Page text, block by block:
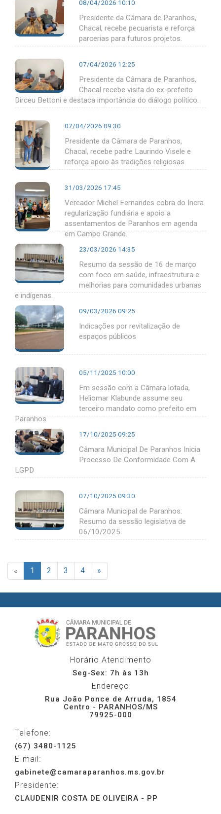
08/04/2026 10:10
Presidente da Câmara de Paranhos,
Chacal, recebe pecuarista e reforça
parcerias para futuros projetos.
07/04/2026 12:25
Presidente da Câmara de Paranhos,
Chacal recebe visita do ex-prefeito
Dirceu Bettoni e destaca importância do diálogo político.
07/04/2026 09:30
Presidente da Câmara de Paranhos,
Chacal, recebe padre Laurindo Visele e
reforça apoio às tradições religiosas.
31/03/2026 17:45
Vereador Michel Fernandes cobra do Incra
regularização fundiária e apoio a
assentamentos de Paranhos em agenda
em Campo Grande.
23/03/2026 14:35
Resumo da sessão de 16 de março
com foco em saúde, infraestrutura e
melhorias para comunidades urbanas
e indígenas.
09/03/2026 09:25
Indicações por revitalização de
espaços públicos
05/11/2025 10:00
Em sessão com a Câmara lotada,
Heliomar Klabunde assume seu
terceiro mandato como prefeito em
Paranhos
17/10/2025 09:25
Câmara Municipal De Paranhos Inicia
Processo De Conformidade Com A
LGPD
07/10/2025 09:30
Câmara Municipal de Paranhos:
Resumo da sessão legislativa de
06/10/2025
« 1 2 3 4 »
Horário Atendimento
Seg-Sex: 7h às 13h
Endereço
Rua João Ponce de Arruda, 1854
Centro - PARANHOS/MS
79925-000
Telefone:
(67) 3480-1125
E-mail:
gabinete@camaraparanhos.ms.gov.br
Presidente:
CLAUDENIR COSTA DE OLIVEIRA - PP